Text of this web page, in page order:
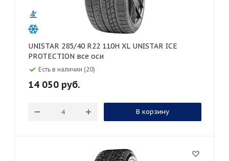
UNISTAR 285/40 R22 110H XL UNISTAR ICE
PROTECTION все оси
Есть в наличии (20)
14 050 руб.
В корзину